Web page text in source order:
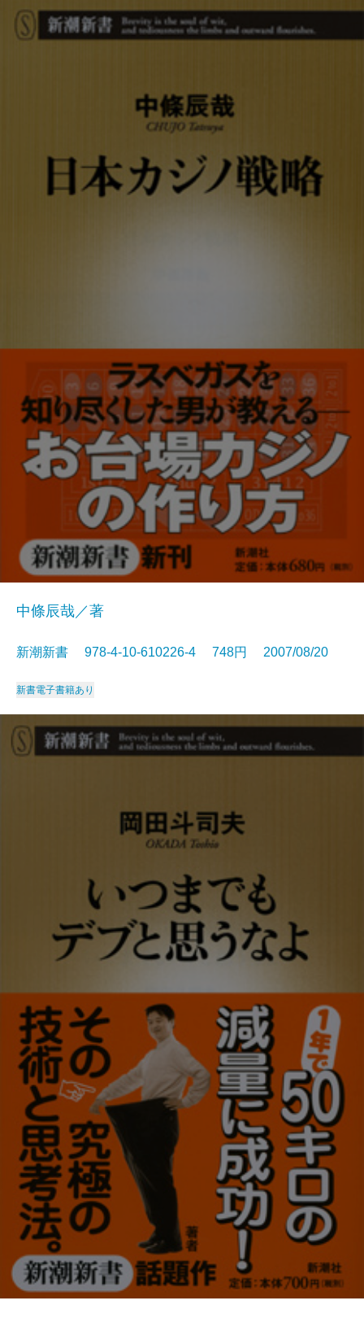
中條辰哉／著
新潮新書 978-4-10-610226-4 748円 2007/08/20
新書電子書籍あり